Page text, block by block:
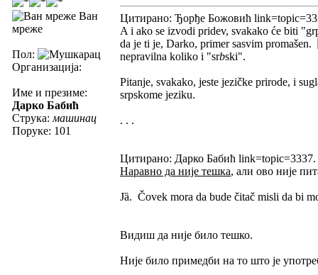
Ван
мреже
Пол:
Организација:
Име и презиме:
Дарко Бабић
Струка: машинац
Поруке: 101
Цитирано: Ђорђе Божовић
A i ako se izvodi pridev, svakako će biti
da je ti je, Darko, primer sasvim promašen.
nepravilna koliko i "srbski".
Pitanje, svakako, jeste jezičke prirode, i
srpskome jeziku.
. . .
Цитирано: Дарко Бабић link=topic=3337.
Наравно да није тешка, али ово није
Jȁ. Čovek mora da bude čitač misli da bi
Видиш да није било тешко.
Није било примедби на то што је